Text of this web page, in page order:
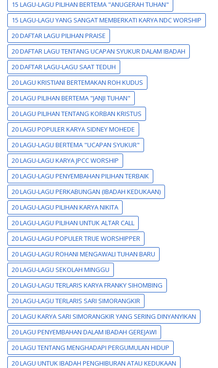
15 LAGU-LAGU PILIHAN BERTEMA "ANUGERAH TUHAN"
15 LAGU-LAGU YANG SANGAT MEMBERKATI KARYA NDC WORSHIP
20 DAFTAR LAGU PILIHAN PRAISE
20 DAFTAR LAGU TENTANG UCAPAN SYUKUR DALAM IBADAH
20 DAFTAR LAGU-LAGU SAAT TEDUH
20 LAGU KRISTIANI BERTEMAKAN ROH KUDUS
20 LAGU PILIHAN BERTEMA "JANJI TUHAN"
20 LAGU PILIHAN TENTANG KORBAN KRISTUS
20 LAGU POPULER KARYA SIDNEY MOHEDE
20 LAGU-LAGU BERTEMA "UCAPAN SYUKUR"
20 LAGU-LAGU KARYA JPCC WORSHIP
20 LAGU-LAGU PENYEMBAHAN PILIHAN TERBAIK
20 LAGU-LAGU PERKABUNGAN (IBADAH KEDUKAAN)
20 LAGU-LAGU PILIHAN KARYA NIKITA
20 LAGU-LAGU PILIHAN UNTUK ALTAR CALL
20 LAGU-LAGU POPULER TRUE WORSHIPPER
20 LAGU-LAGU ROHANI MENGAWALI TUHAN BARU
20 LAGU-LAGU SEKOLAH MINGGU
20 LAGU-LAGU TERLARIS KARYA FRANKY SIHOMBING
20 LAGU-LAGU TERLARIS SARI SIMORANGKIR
20 LAGU KARYA SARI SIMORANGKIR YANG SERING DINYANYIKAN
20 LAGU PENYEMBAHAN DALAM IBADAH GEREJAWI
20 LAGU TENTANG MENGHADAPI PERGUMULAN HIDUP
20 LAGU UNTUK IBADAH PENGHIBURAN ATAU KEDUKAAN